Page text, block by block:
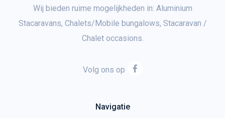
Wij bieden ruime mogelijkheden in: Aluminium
Stacaravans, Chalets/Mobile bungalows, Stacaravan /
Chalet occasions.
Volg ons op
Navigatie